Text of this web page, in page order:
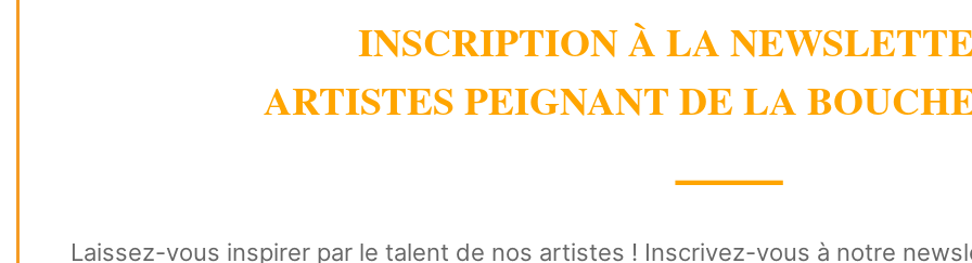
INSCRIPTION À LA
ARTISTES PEIGNANT DE LA
⸻
Laissez-vous inspirer par le talent de nos artistes ! Inscrivez-vous à notre